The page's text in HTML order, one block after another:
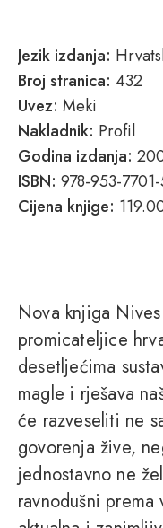
Jezik izdanja:
Broj stranica: 432
Uvez: Meki
Nakladnik: Profil
Godina izdanja:
ISBN: 978-953-
Cijena knjige:
Nova knjiga
promicateljice
desetljećima
magle i rješava
će razveseliti ne
govorenja žive,
jednostavno ne
ravnodušni